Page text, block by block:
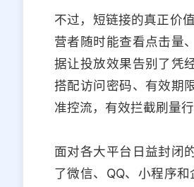
不过，短链接的真正价
营者随时能查看点击量
据让投放效果告别了凭
搭配访问密码、有效期
准控流，有效拦截刷量行
面对各大平台日益封闭
了微信、QQ、小程序